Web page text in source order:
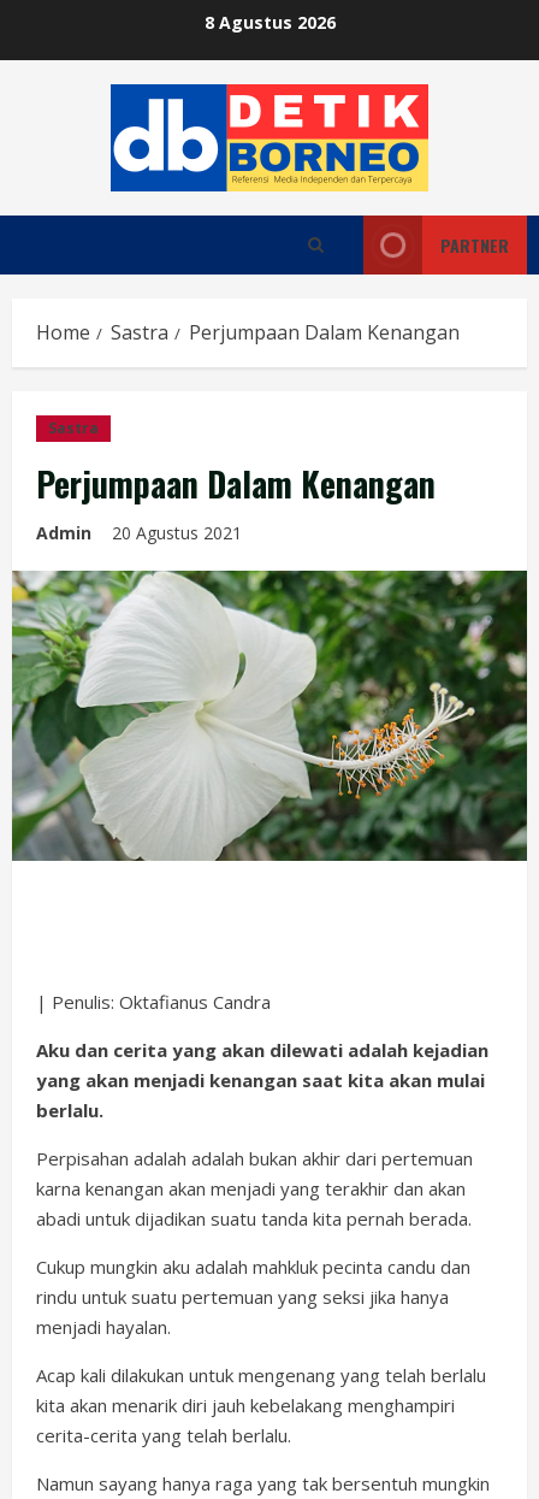
8 Agustus 2026
PARTNER
Home Sastra Perjumpaan Dalam Kenangan
Sastra
Perjumpaan Dalam Kenangan
Admin 20 Agustus 2021
| Penulis: Oktafianus Candra
Aku dan cerita yang akan dilewati adalah kejadian
yang akan menjadi kenangan saat kita akan mulai
berlalu.
Perpisahan adalah adalah bukan akhir dari pertemuan
karna kenangan akan menjadi yang terakhir dan akan
abadi untuk dijadikan suatu tanda kita pernah berada.
Cukup mungkin aku adalah mahkluk pecinta candu dan
rindu untuk suatu pertemuan yang seksi jika hanya
menjadi hayalan.
Acap kali dilakukan untuk mengenang yang telah berlalu
kita akan menarik diri jauh kebelakang menghampiri
cerita-cerita yang telah berlalu.
Namun sayang hanya raga yang tak bersentuh mungkin